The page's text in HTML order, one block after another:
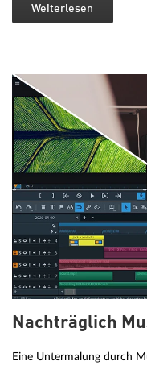
Weiterlesen
Nachträglich
Eine Untermalung durch